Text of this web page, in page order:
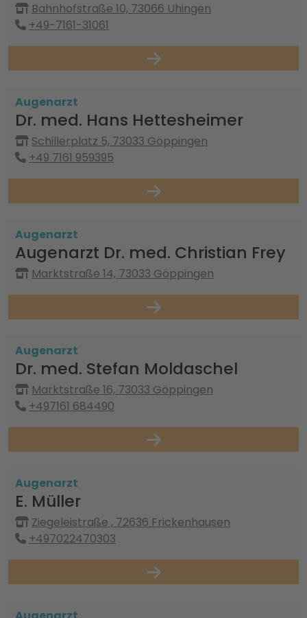
Bahnhofstraße 10, 73066 Uhingen
+49-7161-31061
Augenarzt
Dr. med. Hans Hettesheimer
Schillerplatz 5, 73033 Göppingen
+49 7161 959395
Augenarzt
Augenarzt Dr. med. Christian Frey
Marktstraße 14, 73033 Göppingen
Augenarzt
Dr. med. Stefan Moldaschel
Marktstraße 16, 73033 Göppingen
+497161 684490
Augenarzt
E. Müller
Ziegeleistraße , 72636 Frickenhausen
+497022470303